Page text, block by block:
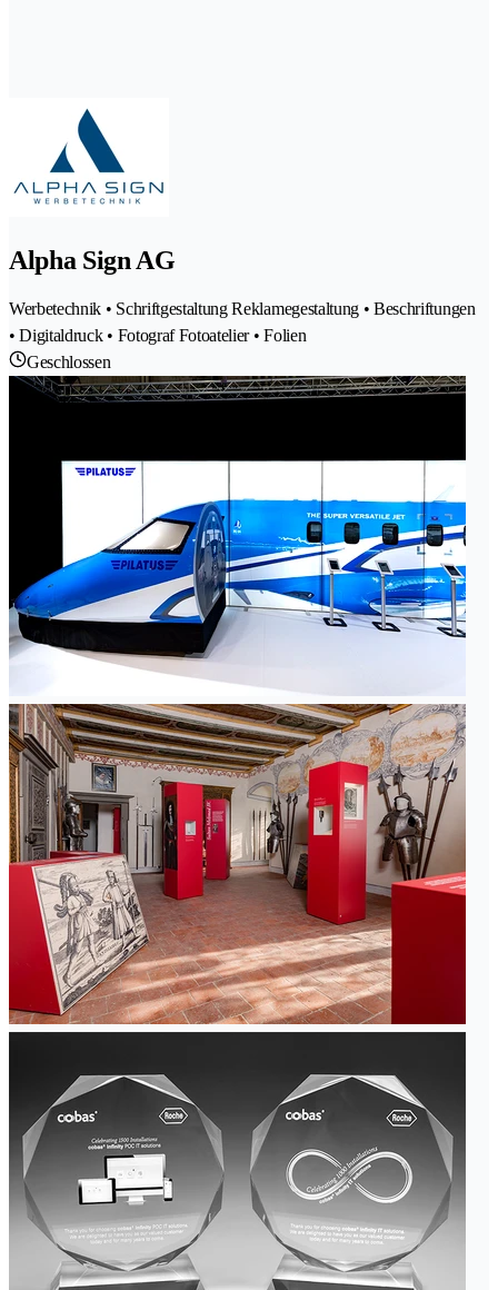
Alpha Sign AG
Werbetechnik • Schriftgestaltung Reklamegestaltung • Beschriftungen
• Digitaldruck • Fotograf Fotoatelier • Folien
Geschlossen